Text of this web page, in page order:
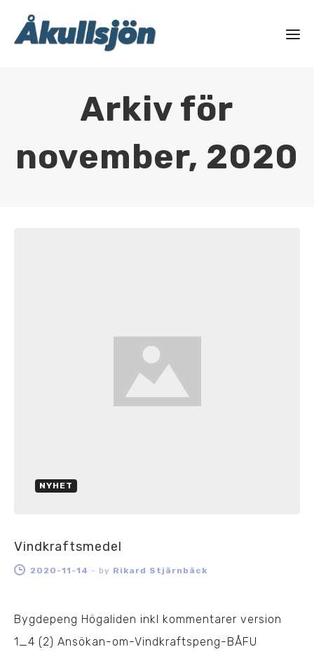
Arkiv för
november, 2020
NYHET
Vindkraftsmedel
2020-11-14 - by Rikard Stjärnbäck
Bygdepeng Högaliden inkl kommentarer version
1_4 (2) Ansökan-om-Vindkraftspeng-BÅFU